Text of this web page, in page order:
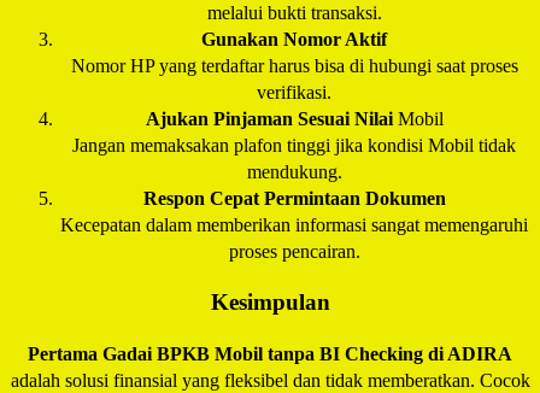
melalui bukti transaksi.
Gunakan Nomor Aktif
Nomor HP yang terdaftar harus bisa di hubungi saat proses
verifikasi.
Ajukan Pinjaman Sesuai Nilai Mobil
Jangan memaksakan plafon tinggi jika kondisi Mobil tidak
mendukung.
Respon Cepat Permintaan Dokumen
Kecepatan dalam memberikan informasi sangat memengaruhi
proses pencairan.
Kesimpulan
Pertama Gadai BPKB Mobil tanpa BI Checking di ADIRA
adalah solusi finansial yang fleksibel dan tidak memberatkan. Cocok